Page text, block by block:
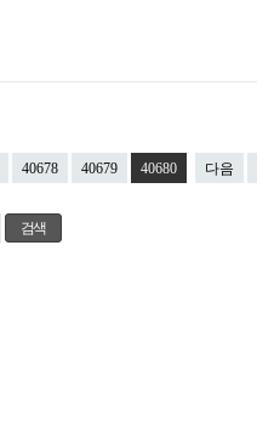
40678 40679 40680 다음